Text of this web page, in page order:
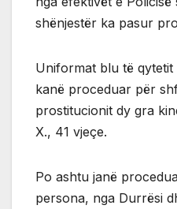
shënjestër ka pasur
Uniformat blu të
kanë proceduar për
prostitucionit dy gra
X., 41 vjeçe.
Po ashtu janë
persona, nga Durrësi